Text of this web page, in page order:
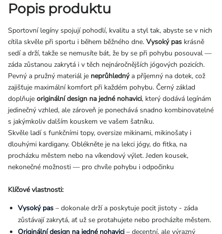
Popis produktu
Sportovní legíny spojují pohodlí, kvalitu a styl tak, abyste se v nich
cítila skvěle při sportu i během běžného dne. Vysoký pas krásně
sedí a drží, takže se nemusíte bát, že by se při pohybu posouval —
záda zůstanou zakrytá i v těch nejnáročnějších jógových pozicích.
Pevný a pružný materiál je neprůhlednýa příjemný na dotek, což
zajišťuje maximální komfort při každém pohybu. Černý základ
doplňuje originální design na jedné nohavici, který dodává legínám
jedinečný vzhled, ale zároveň je ponechává snadno kombinovatelné
s jakýmkoliv dalším kouskem ve vašem šatníku.
Skvěle ladí s funkčními topy, oversize mikinami, mikinošaty i
dlouhými kardigany. Oblékněte je na lekci jógy, do fitka, na
procházku městem nebo na víkendový výlet. Jeden kousek,
nekonečné možnosti — pro chvíle pohybu i odpočinku
Klíčové vlastnosti:
Vysoký pas – dokonale drží a poskytuje pocit jistoty - záda
zůstávají zakrytá, ať už se protahujete nebo procházíte městem.
Originální design na jedné nohavici – decentní, ale výrazný